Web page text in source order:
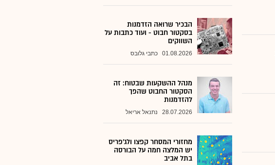
הבכיר שרואה הזדמנות
בסקטור חבוט - ועוד כתבות על
השווקים
01.08.2026 כתבי גלובס
מנהל ההשקעות שבטוח: זה
הסקטור החבוט שהפך
להזדמנות
28.07.2026 נתנאל אריאל
מחזורי המסחר קפצו ולג'פריס
יש המלצה חמה על הבורסה
בתל אביב